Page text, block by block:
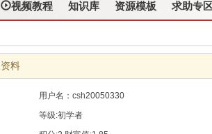
视频教程 知识库 资源模板 求助专
料
用户名：csh20050330
等级:初学者